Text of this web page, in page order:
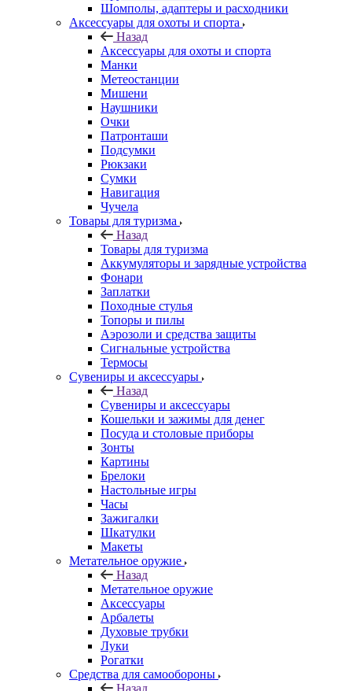
Шомполы, адаптеры и расходники
Аксессуары для охоты и спорта
Назад
Аксессуары для охоты и спорта
Манки
Метеостанции
Мишени
Наушники
Очки
Патронташи
Подсумки
Рюкзаки
Сумки
Навигация
Чучела
Товары для туризма
Назад
Товары для туризма
Аккумуляторы и зарядные устройства
Фонари
Заплатки
Походные стулья
Топоры и пилы
Аэрозоли и средства защиты
Сигнальные устройства
Термосы
Сувениры и аксессуары
Назад
Сувениры и аксессуары
Кошельки и зажимы для денег
Посуда и столовые приборы
Зонты
Картины
Брелоки
Настольные игры
Часы
Зажигалки
Шкатулки
Макеты
Метательное оружие
Назад
Метательное оружие
Аксессуары
Арбалеты
Духовые трубки
Луки
Рогатки
Средства для самообороны
Назад